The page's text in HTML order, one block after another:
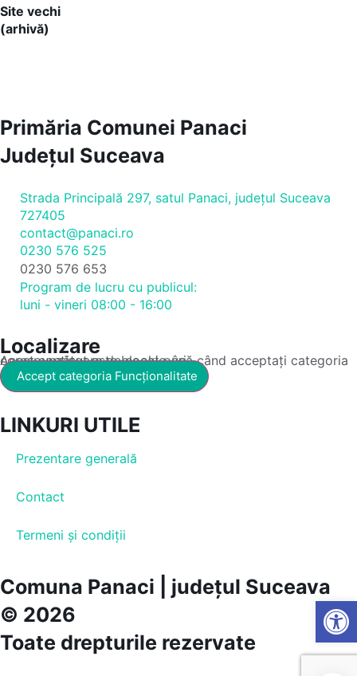
Site vechi
(arhivă)
Primăria Comunei Panaci
Județul Suceava
Strada Principală 297, satul Panaci, județul Suceava
727405
contact@panaci.ro
0230 576 525
0230 576 653
Program de lucru cu publicul:
luni - vineri 08:00 - 16:00
Localizare
Acest conținut este blocat până când acceptați categoria corespunzătoare de cookie-uri.
Accept categoria Funcționalitate
LINKURI UTILE
Prezentare generală
Contact
Termeni și condiții
Comuna Panaci | județul Suceava
© 2026
Toate drepturile rezervate